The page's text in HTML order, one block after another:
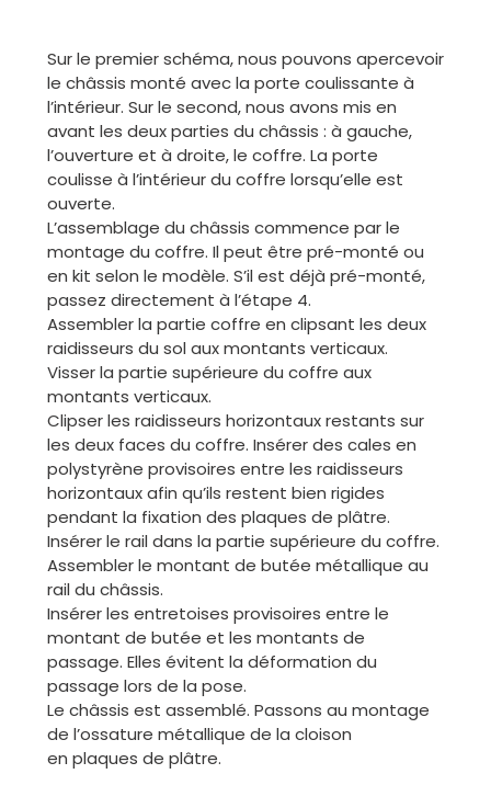
Sur le premier schéma, nous pouvons apercevoir
le châssis monté avec la porte coulissante à
l’intérieur. Sur le second, nous avons mis en
avant les deux parties du châssis : à gauche,
l’ouverture et à droite, le coffre. La porte
coulisse à l’intérieur du coffre lorsqu’elle est
ouverte.
L’assemblage du châssis commence par le
montage du coffre. Il peut être pré-monté ou
en kit selon le modèle. S’il est déjà pré-monté,
passez directement à l’étape 4.
Assembler la partie coffre en clipsant les deux
raidisseurs du sol aux montants verticaux.
Visser la partie supérieure du coffre aux
montants verticaux.
Clipser les raidisseurs horizontaux restants sur
les deux faces du coffre. Insérer des cales en
polystyrène provisoires entre les raidisseurs
horizontaux afin qu’ils restent bien rigides
pendant la fixation des plaques de plâtre.
Insérer le rail dans la partie supérieure du coffre.
Assembler le montant de butée métallique au
rail du châssis.
Insérer les entretoises provisoires entre le
montant de butée et les montants de
passage. Elles évitent la déformation du
passage lors de la pose.
Le châssis est assemblé. Passons au montage
de l’ossature métallique de la cloison
en plaques de plâtre.